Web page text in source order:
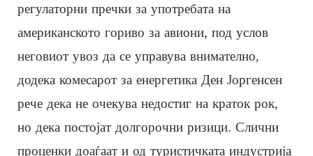
регулаторни пречки за употребата на
американското гориво за авиони, под услов
неговиот увоз да се управува внимателно,
додека комесарот за енергетика Ден Јоргенсен
рече дека не очекува недостиг на краток рок,
но дека постојат долгорочни ризици. Слични
проценки доаѓаат и од туристичката индустрија